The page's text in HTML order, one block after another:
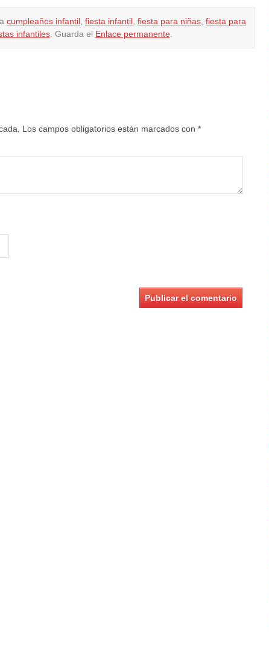
cumpleaños infantil fiesta infantil fiesta para niñas fiesta para
infantiles. Guarda el Enlace permanente.
Los campos obligatorios están marcados con *